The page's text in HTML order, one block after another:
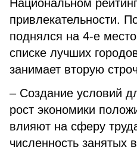
Национальном
привлекательности.
поднялся на 4-е
списке лучших
занимает вторую
– Создание условий
рост экономики
влияют на сферу
численность